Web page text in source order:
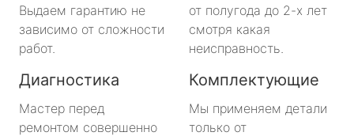
Выдаем гарантию не
зависимо от сложности
работ.
от полугода до 2-х лет
смотря какая
неисправность.
Диагностика
Мастер перед
ремонтом совершенно
Комплектующие
Мы применяем детали
только от